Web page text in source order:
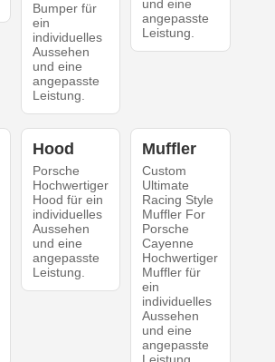
Bumper für
ein
individuelles
Aussehen
und eine
angepasste
Leistung.
und eine
angepasste
Leistung.
Hood
Porsche
Hochwertiger
Hood für ein
individuelles
Aussehen
und eine
angepasste
Leistung.
Muffler
Custom
Ultimate
Racing Style
Muffler For
Porsche
Cayenne
Hochwertiger
Muffler für
ein
individuelles
Aussehen
und eine
angepasste